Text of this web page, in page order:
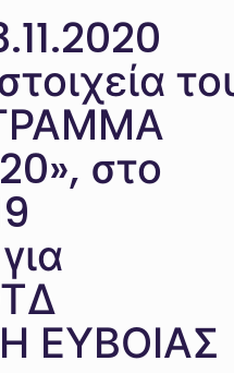
στο
ΕΥΒΟΙΑΣ